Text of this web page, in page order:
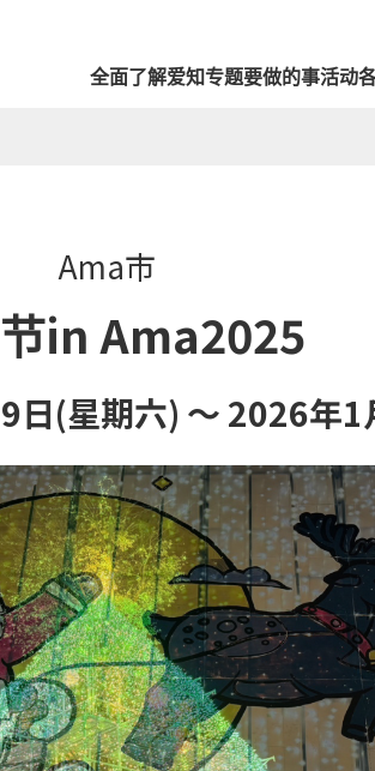
全面了解爱知专题要做的事活动
Ama市
in Ama2025
(星期六) ～ 2026年1